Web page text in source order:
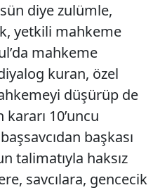
diye zulümle,
yetkili mahkeme
mahkeme
kuran, özel
düşürüp de
10’uncu
başkası
talimatıyla haksız
savcılara, gencecik